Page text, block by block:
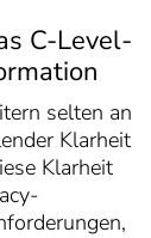
C-Level-
selten an
Klarheit
Klarheit